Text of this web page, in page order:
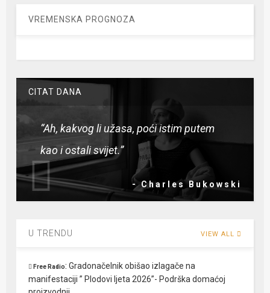
VREMENSKA PROGNOZA
CITAT DANA
“Ah, kakvog li užasa, poći istim putem
kao i ostali svijet.”
- Charles Bukowski
U TRENDU VIEW ALL
Free Radio:Gradonačelnik obišao izlagače na
manifestaciji ” Plodovi ljeta 2026”- Podrška domaćoj